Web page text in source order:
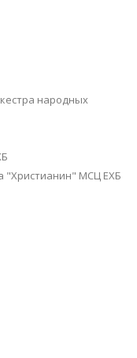
народных
"Христианин" МСЦ ЕХБ